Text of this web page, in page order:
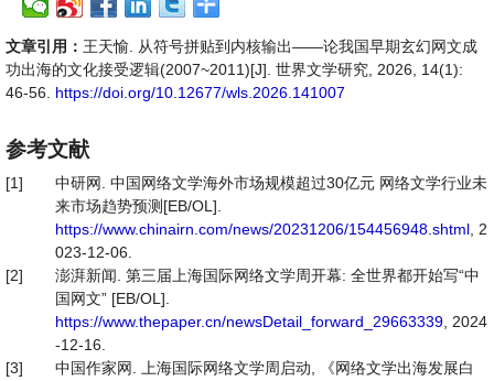
文章引用： 王天愉. 从符号拼贴到内核输出——论我国早期玄幻网文成
功出海的文化接受逻辑(2007~2011)[J]. 世界文学研究, 2026, 14(1):
46-56. https://doi.org/10.12677/wls.2026.141007
参考文献
[1]
中研网. 中国网络文学海外市场规模超过30亿元 网络文学行业未
来市场趋势预测[EB/OL].
https://www.chinairn.com/news/20231206/154456948.shtml , 2
023-12-06.
[2]
澎湃新闻. 第三届上海国际网络文学周开幕: 全世界都开始写“中
国网文” [EB/OL].
https://www.thepaper.cn/newsDetail_forward_29663339 , 2024
-12-16.
[3]
中国作家网. 上海国际网络文学周启动, 《网络文学出海发展白